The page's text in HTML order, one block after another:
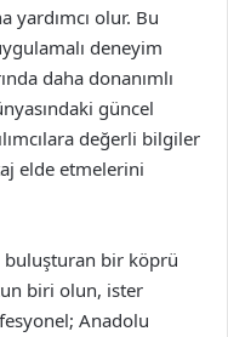
yardımcı olur. Bu
deneyim
daha donanımlı
güncel
değerli bilgiler
elde etmelerini
buluşturan bir köprü
biri olun, ister
Anadolu